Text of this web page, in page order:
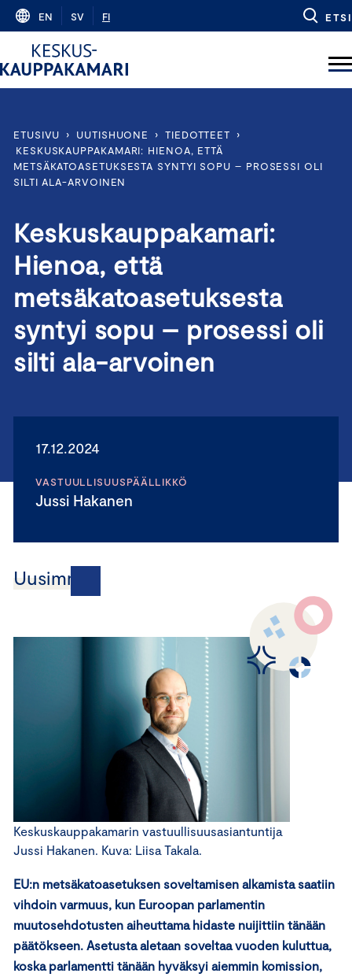
Skip
content
EN SV FI ETSI
ETUSIVU › UUTISHUONE › TIEDOTTEET
›
KESKUSKAUPPAKAMARI: HIENOA, ETTÄ
METSÄKATOASETUKSESTA SYNTYI SOPU – PROSESSI OLI
SILTI ALA-ARVOINEN
Keskuskauppakamari:
Hienoa, että
metsäkatoasetuksesta
syntyi sopu – prosessi oli
silti ala-arvoinen
17.12.2024
VASTUULLISUUSPÄÄLLIKKÖ
Jussi Hakanen
Uusimmat
Keskuskauppakamarin vastuullisuusasiantuntija
Jussi Hakanen. Kuva: Liisa Takala.
EU:n metsäkatoasetuksen soveltamisen alkamista saatiin
vihdoin varmuus, kun Euroopan parlamentin
muutosehdotusten aiheuttama hidaste nuijittiin tänään
päätökseen. Asetusta aletaan soveltaa vuoden kuluttua,
koska parlamentti tänään hyväksyi aiemmin komission,